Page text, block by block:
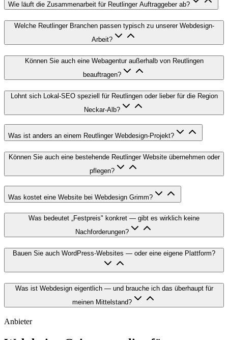
Wie läuft die Zusammenarbeit für Reutlinger Auftraggeber ab?
Welche Reutlinger Branchen passen typisch zu unserer Webdesign-
Arbeit?
Können Sie auch eine Webagentur außerhalb von Reutlingen
beauftragen?
Lohnt sich Lokal-SEO speziell für Reutlingen oder lieber für die Region
Neckar-Alb?
Was ist anders an einem Reutlinger Webdesign-Projekt?
Können Sie auch eine bestehende Reutlinger Website übernehmen oder
pflegen?
Was kostet eine Website bei Webdesign Grimm?
Was bedeutet „Festpreis" konkret — gibt es wirklich keine
Nachforderungen?
Bauen Sie auch WordPress-Websites — oder eine eigene Plattform?
Was ist Webdesign eigentlich — und brauche ich das überhaupt für
meinen Mittelstand?
Anbieter